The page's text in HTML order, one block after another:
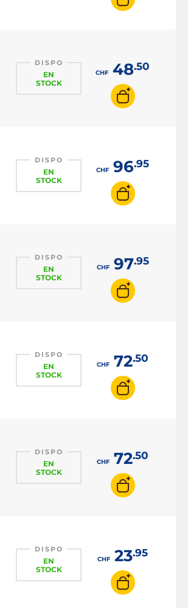
DISPO
EN
STOCK
CHF48.50
DISPO
EN
STOCK
CHF96.95
DISPO
EN
STOCK
CHF97.95
DISPO
EN
STOCK
CHF72.50
DISPO
EN
STOCK
CHF72.50
DISPO
EN
STOCK
CHF23.95